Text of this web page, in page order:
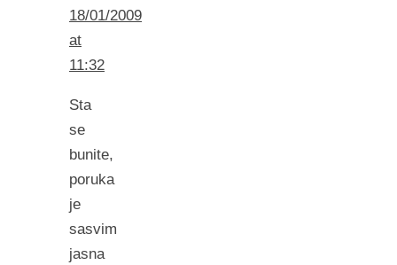
18/01/2009
at
11:32
Sta
se
bunite,
poruka
je
sasvim
jasna